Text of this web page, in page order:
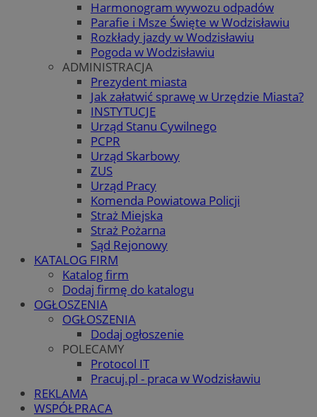
Harmonogram wywozu odpadów
Parafie i Msze Święte w Wodzisławiu
Rozkłady jazdy w Wodzisławiu
Pogoda w Wodzisławiu
ADMINISTRACJA
Prezydent miasta
Jak załatwić sprawę w Urzędzie Miasta?
INSTYTUCJE
Urząd Stanu Cywilnego
PCPR
Urząd Skarbowy
ZUS
Urząd Pracy
Komenda Powiatowa Policji
Straż Miejska
Straż Pożarna
Sąd Rejonowy
KATALOG FIRM
Katalog firm
Dodaj firmę do katalogu
OGŁOSZENIA
OGŁOSZENIA
Dodaj ogłoszenie
POLECAMY
Protocol IT
Pracuj.pl - praca w Wodzisławiu
REKLAMA
WSPÓŁPRACA